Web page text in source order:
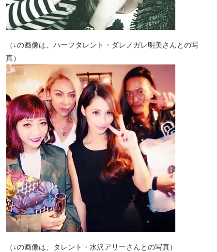
（↓の画像は、ハーフタレント・ダレノガレ明美さんとの写
真）
（↓の画像は、タレント・水沢アリーさんとの写真）